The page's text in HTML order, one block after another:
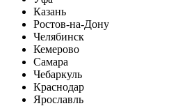
Казань
Ростов-на-Дону
Челябинск
Кемерово
Самара
Чебаркуль
Краснодар
Ярославль